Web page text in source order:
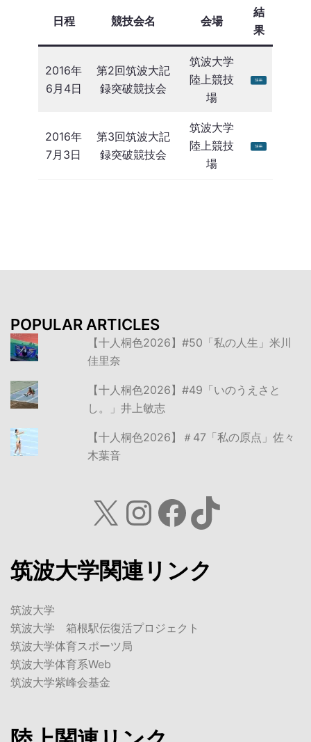
日程 競技会名 会場
結
果
2016年
6月4日
第2回筑波大記
録突破競技会
筑波大学
陸上競技
場
2016年
7月3日
第3回筑波大記
録突破競技会
筑波大学
陸上競技
場
POPULAR ARTICLES
【十人桐色2026】#50「私の人生」米川
佳里奈
【十人桐色2026】#49「いのうえさと
し。」井上敏志
【十人桐色2026】＃47「私の原点」佐々
木葉音
X Instagram
Facebook
TikTok
筑波大学関連リンク
筑波大学
筑波大学 箱根駅伝復活プロジェクト
筑波大学体育スポーツ局
筑波大学体育系Web
筑波大学紫峰会基金